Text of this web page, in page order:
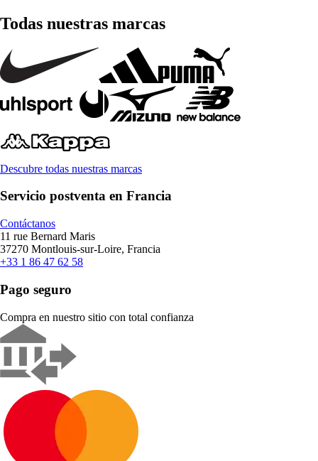
Todas nuestras marcas
Descubre todas nuestras marcas
Servicio postventa en Francia
Contáctanos
11 rue Bernard Maris
37270 Montlouis-sur-Loire, Francia
+33 1 86 47 62 58
Pago seguro
Compra en nuestro sitio con total confianza